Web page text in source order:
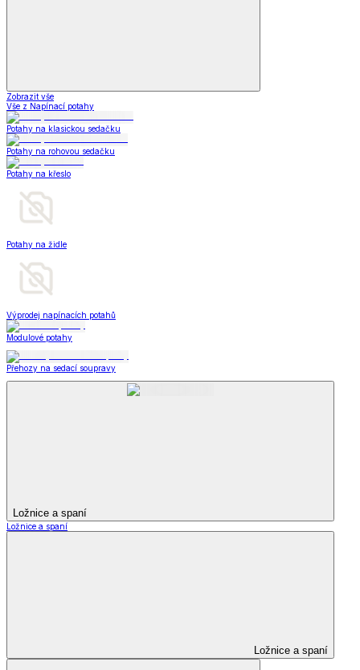
Zobrazit vše
Vše z Napínací potahy
Potahy na klasickou sedačku
Potahy na rohovou sedačku
Potahy na křeslo
Potahy na židle
Výprodej napínacích potahů
Modulové potahy
Přehozy na sedací soupravy
Ložnice a spaní
Ložnice a spaní
Ložnice a spaní